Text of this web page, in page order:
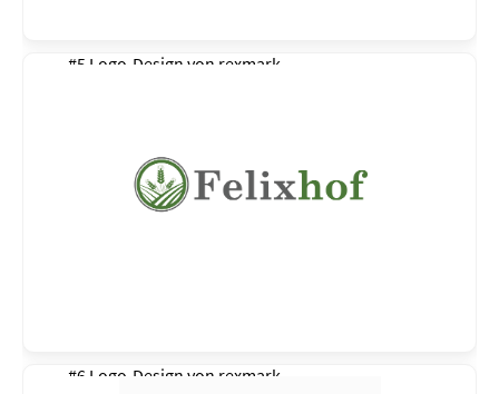
#5 Logo-Design von rexmark
#6 Logo-Design von rexmark